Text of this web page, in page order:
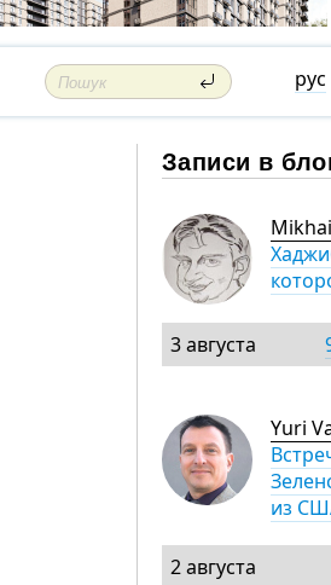
рус
Записи в
3 августа
Yuri
из
2 августа